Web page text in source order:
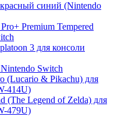
синий (Nintendo
Premium Tempered
3 для консоли
Switch
(Lucario & Pikachu) для
414U)
(The Legend of Zelda) для
479U)